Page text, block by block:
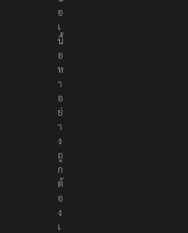
น
อ
เ
นื้
อ
ห
า
อ
ย่
า
ง
ถู
ก
ต้
อ
ง